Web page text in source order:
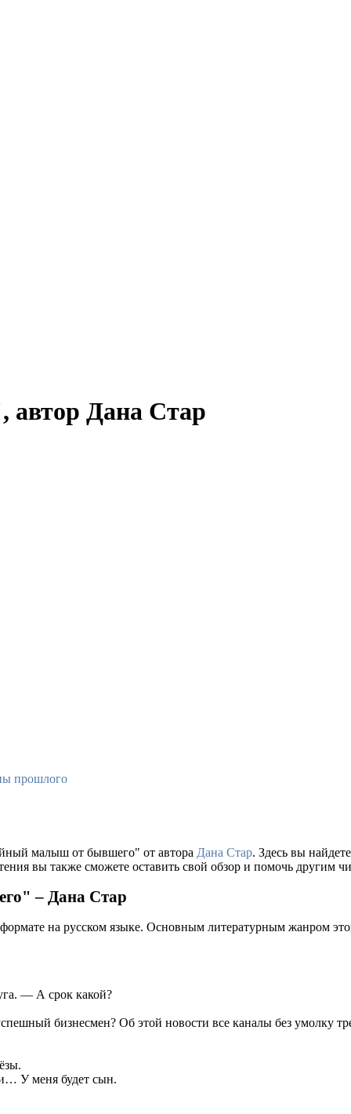
Дана Стар
прошлого
малыш от бывшего" от автора Дана Стар. Здесь вы
вы также сможете оставить свой обзор и помочь другим
– Дана Стар
на русском языке. Основным литературным жанром
— А срок какой?
бизнесмен? Об этой новости все каналы без умолку
У меня будет сын.